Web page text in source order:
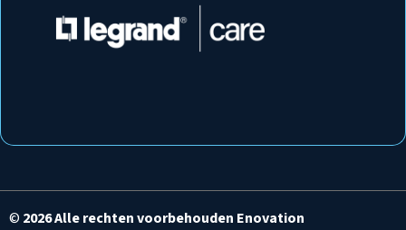
© 2026 Alle rechten voorbehouden Enovation